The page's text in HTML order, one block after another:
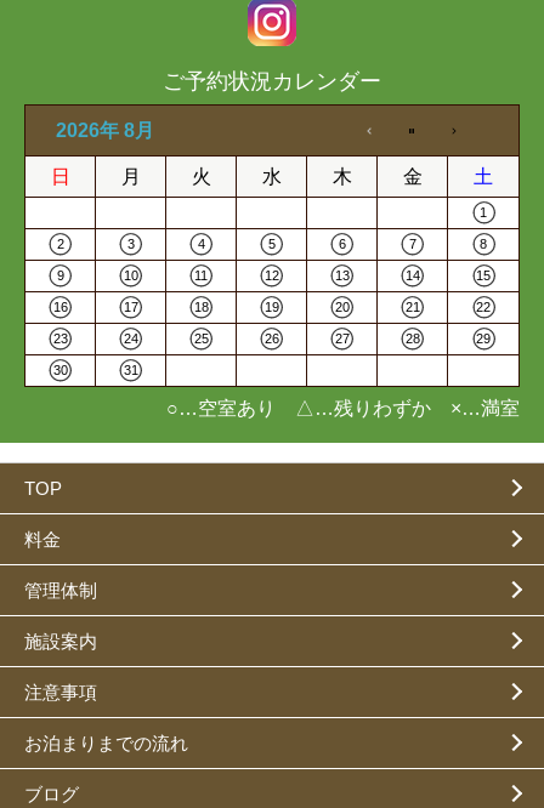
ご予約状況カレンダー
2026年 8月
日 月 火 水 木 金 土
1
2 3 4 5 6 7 8
9 10 11 12 13 14 15
16 17 18 19 20 21 22
23 24 25 26 27 28 29
30 31
○…空室あり △…残りわずか ×…満室
TOP
料金
管理体制
施設案内
注意事項
お泊まりまでの流れ
ブログ